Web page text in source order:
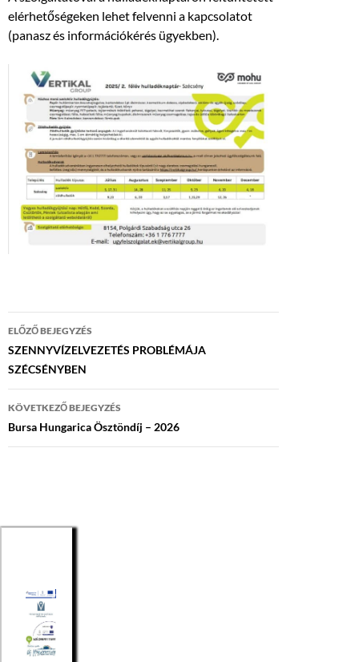
elérhetőségeken lehet felvenni a kapcsolatot
(panasz és információkérés ügyekben).
Bejegyzés
navigáció
ELŐZŐ BEJEGYZÉS
SZENNYVÍZELVEZETÉS PROBLÉMÁJA
SZÉCSÉNYBEN
KÖVETKEZŐ BEJEGYZÉS
Bursa Hungarica Ösztöndíj – 2026